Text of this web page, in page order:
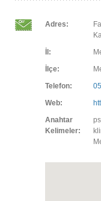
Adres:
İl:
İlçe:
Telefon:
Web:
Anahtar
Kelimeler: